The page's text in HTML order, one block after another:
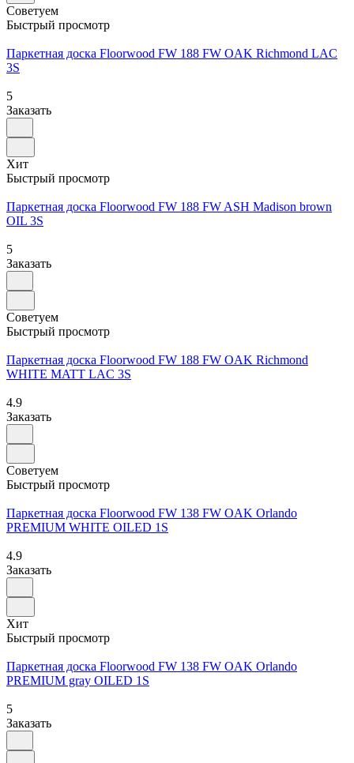
Советуем
Быстрый просмотр
Паркетная доска Floorwood FW 188 FW OAK Richmond LAC
3S
5
Заказать
Хит
Быстрый просмотр
Паркетная доска Floorwood FW 188 FW ASH Madison brown
OIL 3S
5
Заказать
Советуем
Быстрый просмотр
Паркетная доска Floorwood FW 188 FW OAK Richmond
WHITE MATT LAC 3S
4.9
Заказать
Советуем
Быстрый просмотр
Паркетная доска Floorwood FW 138 FW OAK Orlando
PREMIUM WHITE OILED 1S
4.9
Заказать
Хит
Быстрый просмотр
Паркетная доска Floorwood FW 138 FW OAK Orlando
PREMIUM gray OILED 1S
5
Заказать